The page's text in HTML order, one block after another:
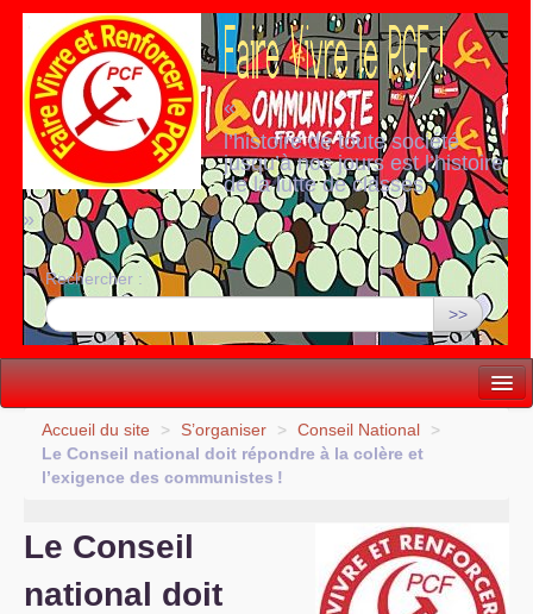
«
l’histoire de toute société
jusqu’à nos jours est l’histoire
de la lutte de classes
»
Rechercher :
>>
Vie politique
Lutter, Unir...
Accueil du site > S’organiser > Conseil National
>
Le Conseil national doit répondre à la colère et
l’exigence des communistes !
Le Conseil
national doit